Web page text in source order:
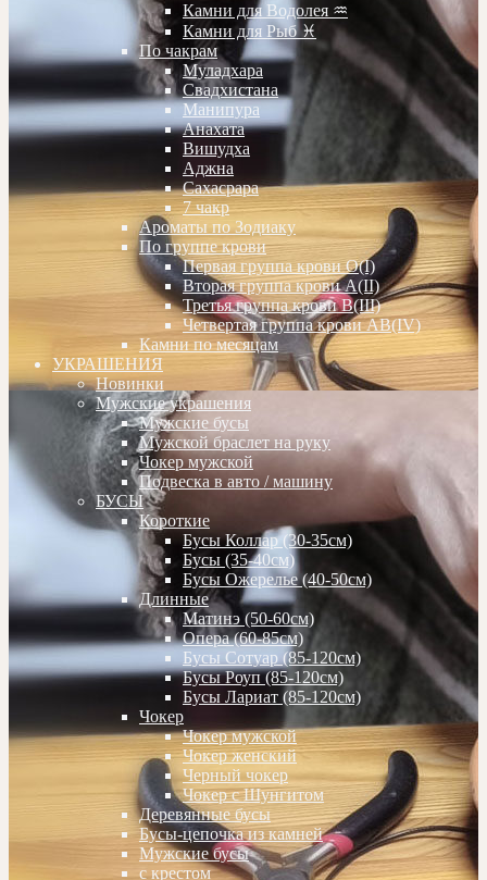
Камни для Водолея ♒️
Камни для Рыб ♓️
По чакрам
Муладхара
Свадхистана
Манипура
Анахата
Вишудха
Аджна
Сахасрара
7 чакр
Ароматы по Зодиаку
По группе крови
Первая группа крови О(I)
Вторая группа крови А(II)
Третья группа крови В(III)
Четвертая группа крови АВ(IV)
Камни по месяцам
УКРАШЕНИЯ
Новинки
Мужские украшения
Мужские бусы
Мужской браслет на руку
Чокер мужской
Подвеска в авто / машину
БУСЫ
Короткие
Бусы Коллар (30-35см)
Бусы (35-40см)
Бусы Ожерелье (40-50см)
Длинные
Матинэ (50-60см)
Опера (60-85см)
Бусы Сотуар (85-120см)
Бусы Роуп (85-120см)
Бусы Лариат (85-120см)
Чокер
Чокер мужской
Чокер женский
Черный чокер
Чокер с Шунгитом
Деревянные бусы
Бусы-цепочка из камней
Мужские бусы
с крестом